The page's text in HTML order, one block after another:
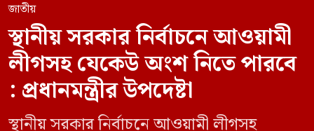
জাতীয়
স্থানীয় সরকার নির্বাচনে আওয়ামী
লীগসহ যেকেউ অংশ নিতে পারবে
: প্রধানমন্ত্রীর উপদেষ্টা
স্থানীয় সরকার নির্বাচনে আওয়ামী লীগসহ